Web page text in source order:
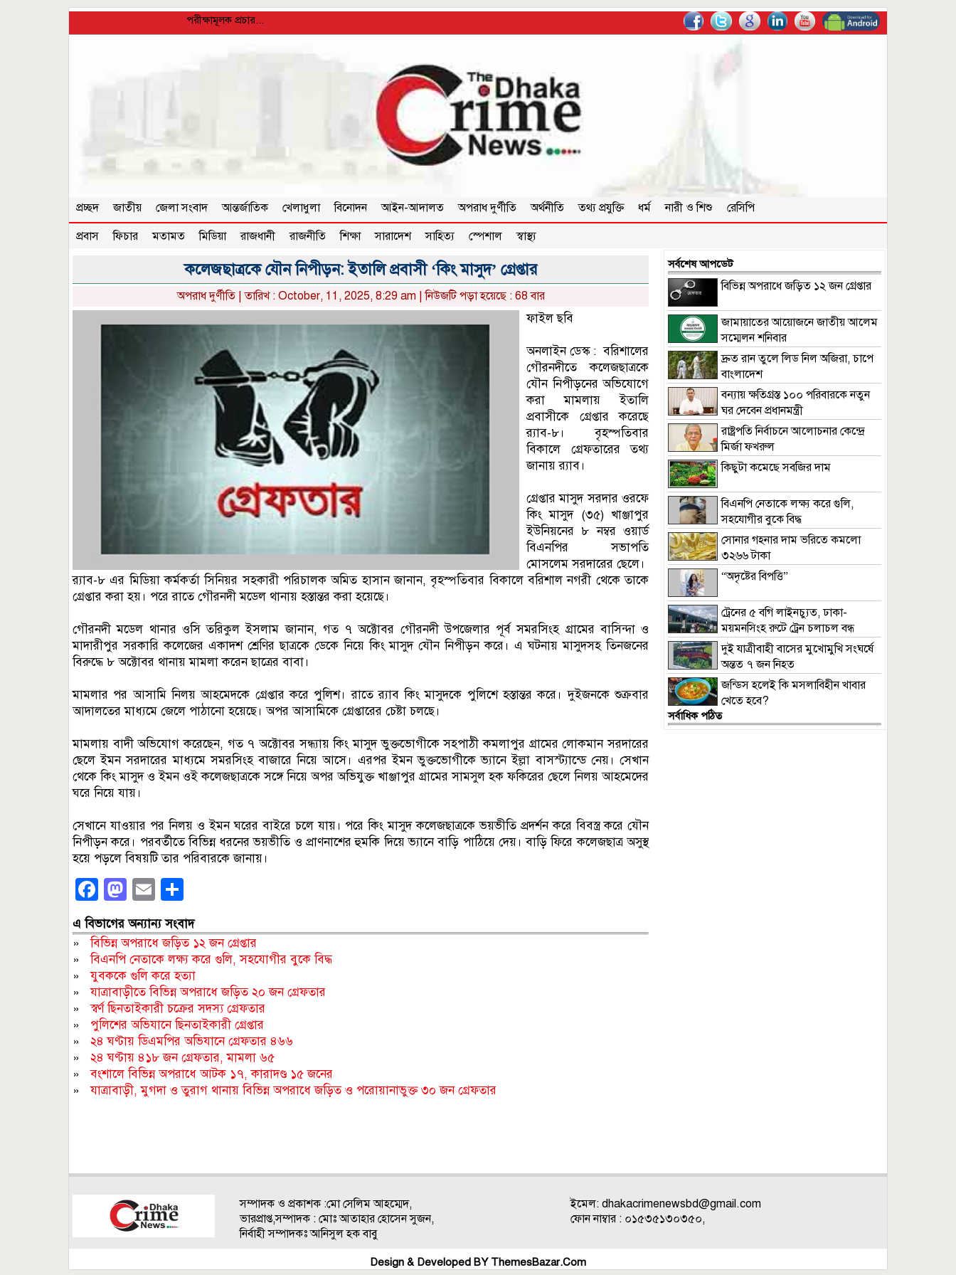
পরীক্ষামূলক প্রচার...
প্রচ্ছদ জাতীয় জেলা সংবাদ আন্তর্জাতিক খেলাধুলা বিনোদন আইন-আদালত অপরাধ দুর্ণীতি অর্থনীতি তথ্য প্রযুক্তি ধর্ম নারী ও শিশু
রেসিপি
প্রবাস
ফিচার মতামত মিডিয়া রাজধানী রাজনীতি শিক্ষা সারাদেশ সাহিত্য স্পেশাল স্বাস্থ্য
কলেজছাত্রকে যৌন নিপীড়ন: ইতালি প্রবাসী ‘কিং মাসুদ’ গ্রেপ্তার
অপরাধ দুর্ণীতি| তারিখ : October, 11, 2025, 8:29 am | নিউজটি পড়া হয়েছে : 68 বার
ফাইল ছবি
অনলাইন ডেস্ক : বরিশালের
গৌরনদীতে কলেজছাত্রকে
যৌন নিপীড়নের অভিযোগে
করা মামলায় ইতালি
প্রবাসীকে গ্রেপ্তার করেছে
র‌্যাব-৮। বৃহস্পতিবার
বিকালে গ্রেফতারের তথ্য
জানায় র‌্যাব।
গ্রেপ্তার মাসুদ সরদার ওরফে
কিং মাসুদ (৩৫) খাঞ্জাপুর
ইউনিয়নের ৮ নম্বর ওয়ার্ড
বিএনপির সভাপতি
মোসলেম সরদারের ছেলে।
র‌্যাব-৮ এর মিডিয়া কর্মকর্তা সিনিয়র সহকারী পরিচালক অমিত হাসান জানান, বৃহস্পতিবার বিকালে বরিশাল নগরী থেকে তাকে
গ্রেপ্তার করা হয়। পরে রাতে গৌরনদী মডেল থানায় হস্তান্তর করা হয়েছে।
গৌরনদী মডেল থানার ওসি তরিকুল ইসলাম জানান, গত ৭ অক্টোবর গৌরনদী উপজেলার পূর্ব সমরসিংহ গ্রামের বাসিন্দা ও
মাদারীপুর সরকারি কলেজের একাদশ শ্রেণির ছাত্রকে ডেকে নিয়ে কিং মাসুদ যৌন নিপীড়ন করে। এ ঘটনায় মাসুদসহ তিনজনের
বিরুদ্ধে ৮ অক্টোবর থানায় মামলা করেন ছাত্রের বাবা।
মামলার পর আসামি নিলয় আহমেদকে গ্রেপ্তার করে পুলিশ। রাতে র‌্যাব কিং মাসুদকে পুলিশে হস্তান্তর করে। দুইজনকে শুক্রবার
আদালতের মাধ্যমে জেলে পাঠানো হয়েছে। অপর আসামিকে গ্রেপ্তারের চেষ্টা চলছে।
মামলায় বাদী অভিযোগ করেছেন, গত ৭ অক্টোবর সন্ধ্যায় কিং মাসুদ ভুক্তভোগীকে সহপাঠী কমলাপুর গ্রামের লোকমান সরদারের
ছেলে ইমন সরদারের মাধ্যমে সমরসিংহ বাজারে নিয়ে আসে। এরপর ইমন ভুক্তভোগীকে ভ্যানে ইল্লা বাসস্ট্যান্ডে নেয়। সেখান
থেকে কিং মাসুদ ও ইমন ওই কলেজছাত্রকে সঙ্গে নিয়ে অপর অভিযুক্ত খাঞ্জাপুর গ্রামের সামসুল হক ফকিরের ছেলে নিলয় আহমেদের
ঘরে নিয়ে যায়।
সেখানে যাওয়ার পর নিলয় ও ইমন ঘরের বাইরে চলে যায়। পরে কিং মাসুদ কলেজছাত্রকে ভয়ভীতি প্রদর্শন করে বিবস্ত্র করে যৌন
নিপীড়ন করে। পরবর্তীতে বিভিন্ন ধরনের ভয়ভীতি ও প্রাণনাশের হুমকি দিয়ে ভ্যানে বাড়ি পাঠিয়ে দেয়। বাড়ি ফিরে কলেজছাত্র অসুস্থ
হয়ে পড়লে বিষয়টি তার পরিবারকে জানায়।
Facebook
Mastodon
Email
এ বিভাগের অন্যান্য সংবাদ
»বিভিন্ন অপরাধে জড়িত ১২ জন গ্রেপ্তার
»বিএনপি নেতাকে লক্ষ্য করে গুলি, সহযোগীর বুকে বিদ্ধ
»যুবককে গুলি করে হত্যা
»যাত্রাবাড়ীতে বিভিন্ন অপরাধে জড়িত ২০ জন গ্রেফতার
»স্বর্ণ ছিনতাইকারী চক্রের সদস্য গ্রেফতার
» পুলিশের অভিযানে ছিনতাইকারী গ্রেপ্তার
» ২৪ ঘণ্টায় ডিএমপির অভিযানে গ্রেফতার ৪৬৬
» ২৪ ঘণ্টায় ৪১৮ জন গ্রেফতার, মামলা ৬৫
»বংশালে বিভিন্ন অপরাধে আটক ১৭, কারাদণ্ড ১৫ জনের
»যাত্রাবাড়ী, মুগদা ও তুরাগ থানায় বিভিন্ন অপরাধে জড়িত ও পরোয়ানাভুক্ত ৩০ জন গ্রেফতার
সর্বশেষ আপডেট
বিভিন্ন অপরাধে জড়িত ১২ জন গ্রেপ্তার
জামায়াতের আয়োজনে জাতীয় আলেম
সম্মেলন শনিবার
দ্রুত রান তুলে লিড নিল অজিরা, চাপে
বাংলাদেশ
বন্যায় ক্ষতিগ্রস্ত ১০০ পরিবারকে নতুন
ঘর দেবেন প্রধানমন্ত্রী
রাষ্ট্রপতি নির্বাচনে আলোচনার কেন্দ্রে
মির্জা ফখরুল
কিছুটা কমেছে সবজির দাম
বিএনপি নেতাকে লক্ষ্য করে গুলি,
সহযোগীর বুকে বিদ্ধ
সোনার গহনার দাম ভরিতে কমলো
৩২৬৬ টাকা
“অদৃষ্টের বিপত্তি”
ট্রেনের ৫ বগি লাইনচ্যুত, ঢাকা-
ময়মনসিংহ রুটে ট্রেন চলাচল বন্ধ
দুই যাত্রীবাহী বাসের মুখোমুখি সংঘর্ষে
অন্তত ৭ জন নিহত
জন্ডিস হলেই কি মসলাবিহীন খাবার
খেতে হবে?
সর্বাধিক পঠিত
সম্পাদক ও প্রকাশক :মো সেলিম আহম্মেদ,
ভারপ্রাপ্ত,সম্পাদক : মোঃ আতাহার হোসেন সুজন,
নির্বাহী সম্পাদকঃ আনিসুল হক বাবু
ইমেল: dhakacrimenewsbd@gmail.com
ফোন নাম্বার : ০১৫৩৫১৩০৩৫০,
Design & Developed BY ThemesBazar.Com